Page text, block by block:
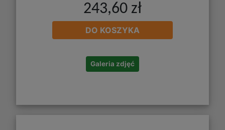
243,60 zł
DO KOSZYKA
Galeria zdjęć